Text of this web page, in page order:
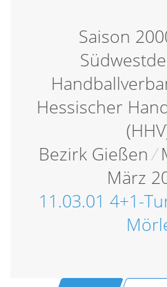
Saison
Hessischer
Bezirk Gießen /
März
11.03.01 4+1-